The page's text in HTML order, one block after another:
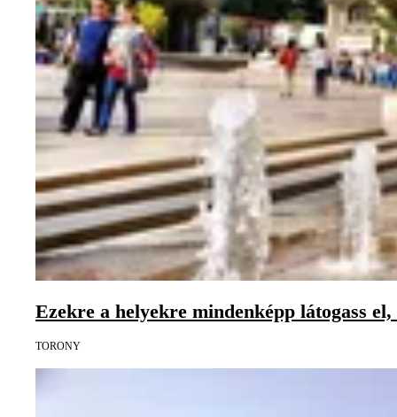
Ezekre a helyekre mindenképp látogass
TORONY